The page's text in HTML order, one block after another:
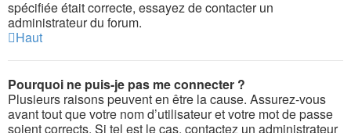
spécifiée était correcte, essayez de contacter un
administrateur du forum.
Haut
Pourquoi ne puis-je pas me connecter ?
Plusieurs raisons peuvent en être la cause. Assurez-vous
avant tout que votre nom d’utilisateur et votre mot de passe
soient corrects. Si tel est le cas, contactez un administrateur